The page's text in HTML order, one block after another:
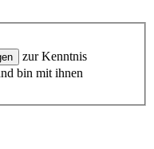
zur Kenntnis
bin mit ihnen